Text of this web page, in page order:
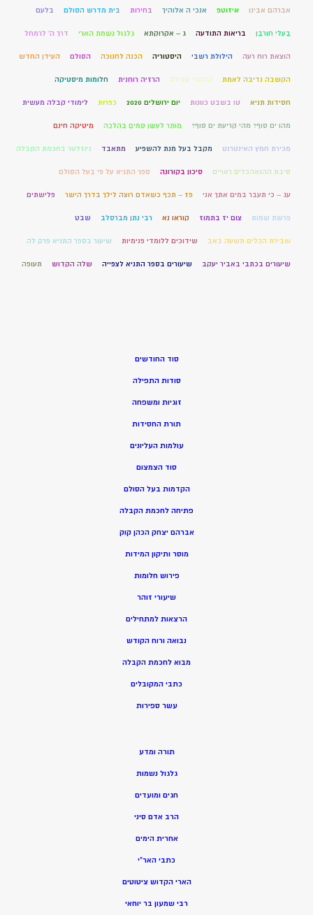
אברהם אבינו איזוטפ אנכי ה אלוהיך בחירות בית מדרש הסולם בלעם
בעלי חורבן בריאות התודעה ג – אקרוקתא גלגול נשמת הארי דרך ה' לרמחל
הוצאת רוח רעה הילולת רשבי היסטוריה הכנה לחנוכה הסולם העידן החדש
הקשבה נדיבה לאמת הרהורי עבירה הרזיה רוחנית חלומות מיסטיקה
חסידות תניא טו בשבט כוונות יום ירושלים 2020 כפרות לימודי קבלה מעשית
מהו ים סוף? מהי קריעת ים סוף? מותר לעשן סמים בהלכה מיטיקה חינם
מכירת חמץ האינטרנט מקבל בעל מנת להשפיע מתאבד ניוזלטר בחכמת הקבלה
סיבת ההנאהכלים ראויים סיכון בקורונה ספר התניא על פי בעל הסולם
עג – כי תעבר במים אתך אני פז – תכף כשאדם רוצה לילך בדרך הישר פלישתים
פרשת שמות צום יז בתמוז קוראו נא רבי נתן מברסלב שבט
שבירת הכלים תשעה באב שידוכים ללומדי פנימיות שיעור בספר התניא פרק לה
שיעורים בכתבי באביר יעקב שיעורים בספר התניא לצפייה שלה הקדוש תעופה
סוד החודשים
סודות התפילה
זוגיות ומשפחה
תורת החסידות
עולמות העליונים
סוד הצמצום
הקדמות בעל הסולם
פתיחה לחכמת הקבלה
אברהם יצחק הכהן קוק
מוסר ותיקון המידות
פירוש חלומות
שיעורי זוהר
הרצאות למתחילים
נבואה ורוח הקודש
מבוא לחכמת הקבלה
כתבי המקובלים
עשר ספירות
תורה ומדע
גלגול נשמות
חגים ומועדים
הרב אדם סיני
אחרית הימים
כתבי האר”י
הארי הקדוש ציטוטים
רבי שמעון בר יוחאי